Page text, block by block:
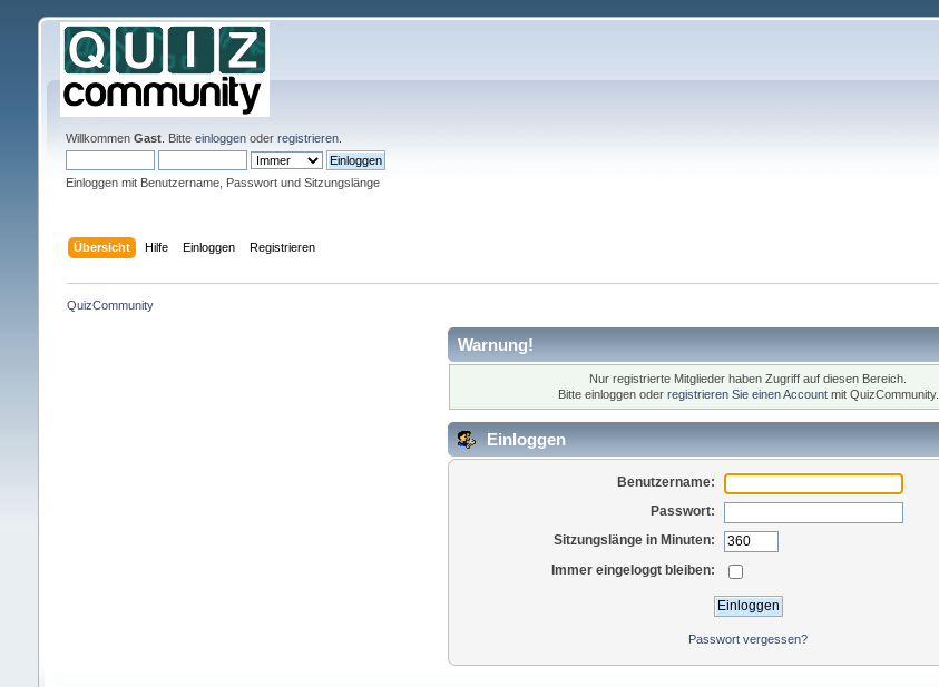
Willkommen Gast. Bitte einloggenoder registrieren.
Einloggen mit Benutzername, Passwort und Sitzungslänge
Übersicht Hilfe Einloggen Registrieren
QuizCommunity
Warnung!
Nur registrierte Mitglieder haben Zugriff auf diesen Bereich.
Bitte einloggen oder registrieren Sie einen Accountmit QuizCommunity.
Einloggen
Benutzername:
Passwort:
Sitzungslänge in Minuten:
Immer eingeloggt bleiben:
Passwort vergessen?